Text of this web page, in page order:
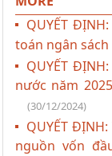
QUYẾT
toán ngân
QUYẾT
nước năm
(30/12/2024)
QUYẾT
nguồn vốn